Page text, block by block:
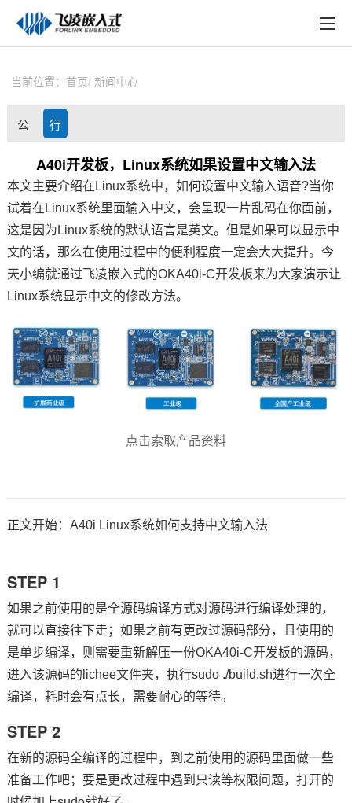
技术与支持
在线文档
方案定制
天猫商城
新闻中心
技术论坛
在线购买
当前位置： 首页 新闻中心
公
动
态
行
业
资
讯
A40i开发板，Linux系统如果设置中文输入法
本文主要介绍在Linux系统中，如何设置中文输入语音?当你
试着在Linux系统里面输入中文，会呈现一片乱码在你面前，
这是因为Linux系统的默认语言是英文。但是如果可以显示中
文的话，那么在使用过程中的便利程度一定会大大提升。今
天小编就通过飞凌嵌入式的OKA40i-C开发板来为大家演示让
Linux系统显示中文的修改方法。
点击索取产品资料
正文开始：A40i Linux系统如何支持中文输入法
STEP 1
如果之前使用的是全源码编译方式对源码进行编译处理的，
就可以直接往下走；如果之前有更改过源码部分，且使用的
是单步编译，则需要重新解压一份OKA40i-C开发板的源码，
进入该源码的lichee文件夹，执行sudo ./build.sh进行一次全
编译，耗时会有点长，需要耐心的等待。
STEP 2
在新的源码全编译的过程中，到之前使用的源码里面做一些
准备工作吧；要是更改过程中遇到只读等权限问题，打开的